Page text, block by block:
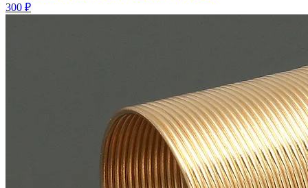
300 ₽